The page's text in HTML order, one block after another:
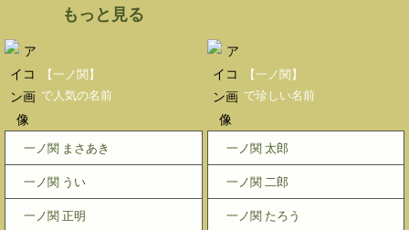
もっと見る
【一ノ関】
で人気の名前
一ノ関 まさあき
一ノ関 うい
一ノ関 正明
【一ノ関】
で珍しい名前
一ノ関 太郎
一ノ関 二郎
一ノ関 たろう